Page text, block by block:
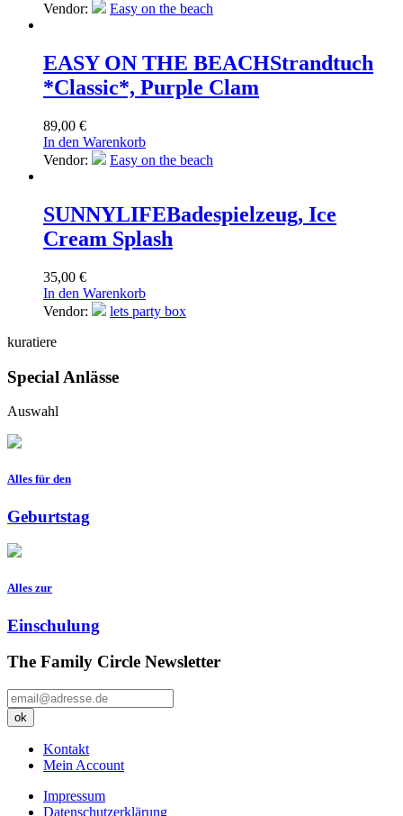
Vendor:
Easy on the beach
EASY ON THE BEACHStrandtuch
*Classic*, Purple Clam
89,00 €
In den Warenkorb
Vendor:
Easy on the beach
SUNNYLIFEBadespielzeug, Ice
Cream Splash
35,00 €
In den Warenkorb
Vendor:
lets party box
kuratiere
Special Anlässe
Auswahl
Alles für den
Geburtstag
Alles zur
Einschulung
The Family Circle Newsletter
Kontakt
Mein Account
Impressum
Datenschutzerklärung